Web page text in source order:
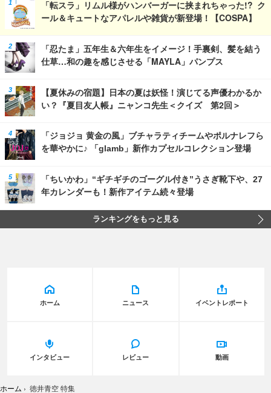
「転スラ」リムル様がハンバーガーに挟まれちゃった!? ク
ール＆キュートなアパレルや雑貨が新登場！【COSPA】
「忍たま」五年生＆六年生をイメージ！手裏剣、髪を結う
仕草…和の趣を感じさせる「MAYLA」パンプス
【夏休みの宿題】日本の夏は妖怪！演じてる声優わかるか
い？『夏目友人帳』ニャンコ先生＜クイズ 第2回＞
「ジョジョ 黄金の風」ブチャラティチームやポルナレフら
を華やかに♪ 「glamb」新作カプセルコレクション登場
「ちいかわ」“ギチギチのゴーグル付き”うさぎ靴下や、27
年カレンダーも！新作アイテム続々登場
ランキングをもっと見る
ホーム ニュース イベントレポート
インタビュー レビュー 動画
ホーム › 徳井青空 特集